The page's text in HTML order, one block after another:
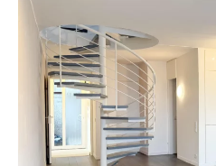
ZU
VERKAUFEN!